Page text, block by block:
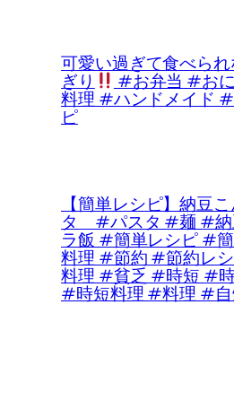
可愛い過ぎて食べら
ぎり #お弁当 #お
料理 #ハンドメイド
ピ
【簡単レシピ】納豆
タ #パスタ #麺 #納
ラ飯 #簡単レシピ #
料理 #節約 #節約レ
料理 #貧乏 #時短 #
#時短料理 #料理 #